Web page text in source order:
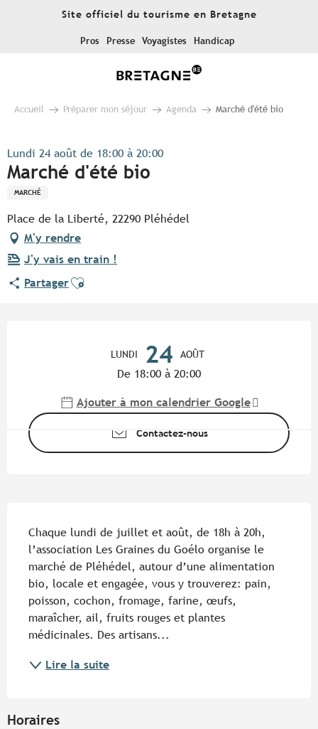
Site officiel du tourisme en Bretagne
Pros Presse Voyagistes Handicap
Accueil Préparer mon séjour Agenda Marché d'été bio
Lundi 24 août de 18:00 à 20:00
Marché d'été bio
MARCHÉ
Place de la Liberté, 22290 Pléhédel
M'y rendre
J'y vais en train !
PartagerAjouter aux favoris
LUNDI 24 AOÛT
De 18:00 à 20:00
Ajouter à mon calendrier Google
Contactez-nous
Chaque lundi de juillet et août, de 18h à 20h,
l’association Les Graines du Goélo organise le
marché de Pléhédel, autour d’une alimentation
bio, locale et engagée, vous y trouverez: pain,
poisson, cochon, fromage, farine, œufs,
maraîcher, ail, fruits rouges et plantes
médicinales. Des artisans...
Lire la suite
Horaires